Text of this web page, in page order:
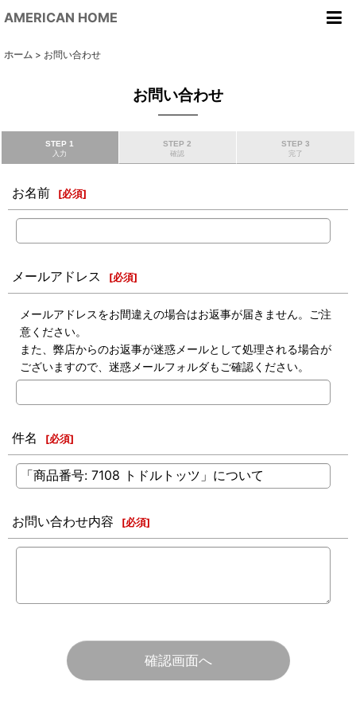
AMERICAN HOME
ホーム > お問い合わせ
お問い合わせ
STEP 1
入力
STEP 2
確認
STEP 3
完了
お名前 [必須]
メールアドレス [必須]
メールアドレスをお間違えの場合はお返事が届きません。ご注
意ください。
また、弊店からのお返事が迷惑メールとして処理される場合が
ございますので、迷惑メールフォルダもご確認ください。
件名 [必須]
お問い合わせ内容 [必須]
確認画面へ